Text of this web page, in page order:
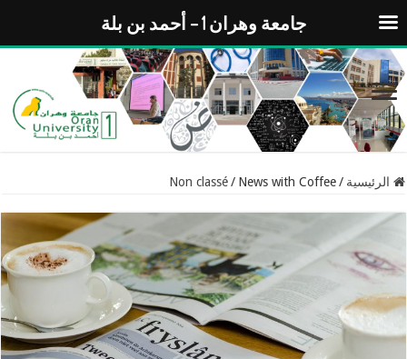
الرئيسية /
Non classé / News with Coffee
جامعة وهران 1 – أحمد بن بلة